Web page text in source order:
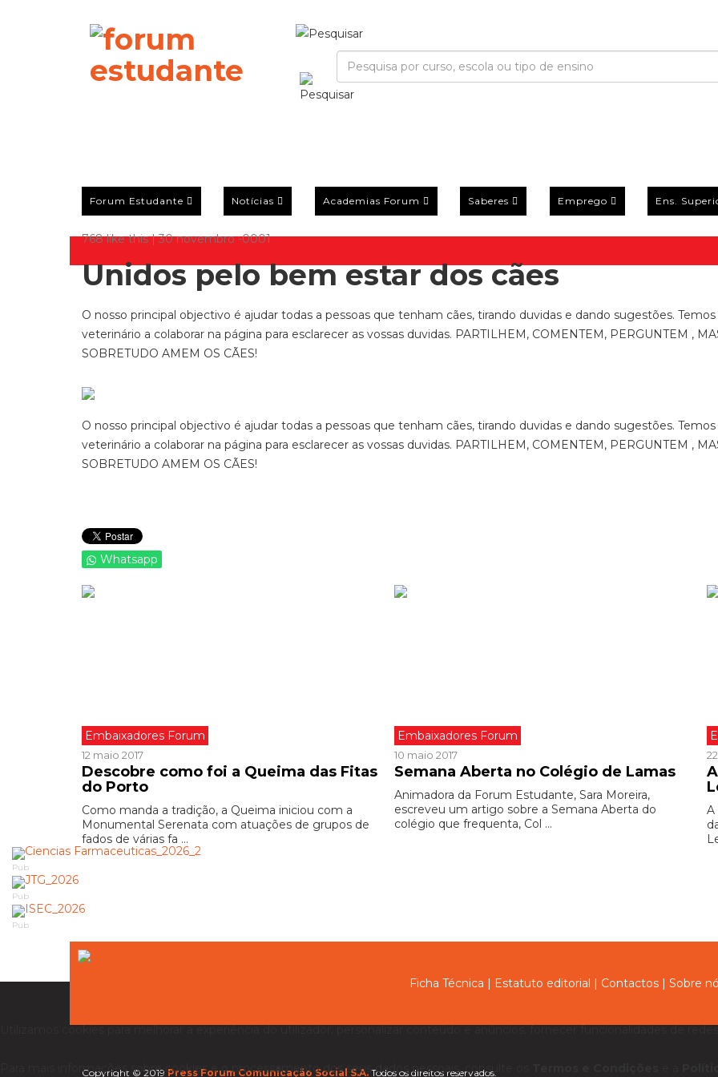
Forum Estudante Notícias Academias Forum Saberes Emprego Ens.
768 like this | 30 novembro -0001
Unidos pelo bem estar dos cães
O nosso principal objectivo é ajudar todas a pessoas que tenham cães, tirando duvidas e dando sugestões.
veterinário a colaborar na página para esclarecer as vossas duvidas. PARTILHEM, COMENTEM, PERGUNTEM ,
SOBRETUDO AMEM OS CÃES!
O nosso principal objectivo é ajudar todas a pessoas que tenham cães, tirando duvidas e dando sugestões.
veterinário a colaborar na página para esclarecer as vossas duvidas. PARTILHEM, COMENTEM, PERGUNTEM ,
SOBRETUDO AMEM OS CÃES!
Whatsapp
Embaixadores Forum
12 maio 2017
Descobre como foi a Queima das Fitas
do Porto
Como manda a tradição, a Queima iniciou com a
Monumental Serenata com atuações de grupos de
fados de várias fa ...
Embaixadores Forum
10 maio 2017
Semana Aberta no Colégio de Lamas
Animadora da Forum Estudante, Sara Moreira,
escreveu um artigo sobre a Semana Aberta do
colégio que frequenta, Col ...
A
Pub
Pub
Pub
Ficha Técnica | Estatuto editorial | Contactos | Sobre
Copyright © 2019 Press Forum Comunicação Social S.A. Todos os direitos reservados.
Utilizamos cookies para melhorar a experiência do utilizador, personalizar conteúdo e anúncios, fornecer funcionalidades de
Para mais informações sobre cookies e o processamento dos seus dados pessoais, consulte os